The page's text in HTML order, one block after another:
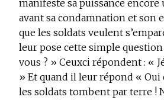
manifeste sa puissance
avant sa condamnation et son
que les soldats veulent
leur pose cette simple
vous ? » Ceuxci répondent : «
» Et quand il leur répond « Oui
les soldats tombent par terre !